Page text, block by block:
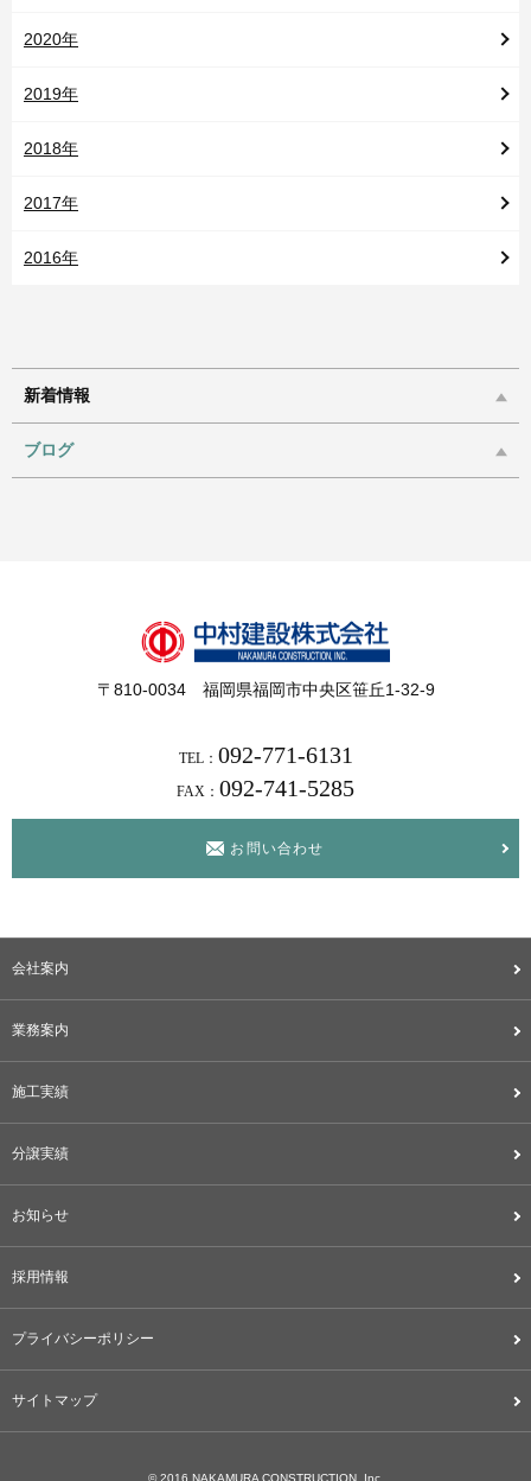
2020年
2019年
2018年
2017年
2016年
新着情報
ブログ
〒810-0034 福岡県福岡市中央区笹丘1-32-9
TEL： 092-771-6131
FAX： 092-741-5285
お問い合わせ
会社案内
業務案内
施工実績
分譲実績
お知らせ
採用情報
プライバシーポリシー
サイトマップ
© 2016 NAKAMURA CONSTRUCTION, Inc.